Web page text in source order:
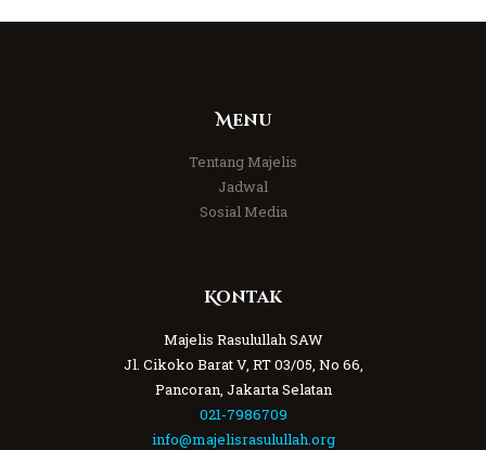
Menu
Tentang Majelis
Jadwal
Sosial Media
Kontak
Majelis Rasulullah SAW
Jl. Cikoko Barat V, RT 03/05, No 66,
Pancoran, Jakarta Selatan
021-7986709
info@majelisrasulullah.org